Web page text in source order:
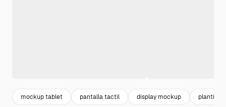
mockup tablet pantalla tactil display mockup plantillas